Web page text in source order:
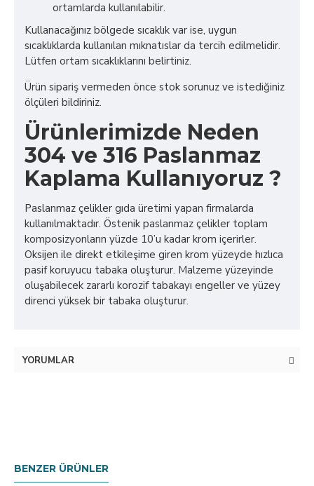
ortamlarda kullanılabilir.
Kullanacağınız bölgede sıcaklık var ise, uygun
sıcaklıklarda kullanılan mıknatıslar da tercih edilmelidir.
Lütfen ortam sıcaklıklarını belirtiniz.
Ürün sipariş vermeden önce stok sorunuz ve istediğiniz
ölçüleri bildiriniz.
Ürünlerimizde Neden
304 ve 316 Paslanmaz
Kaplama Kullanıyoruz ?
Paslanmaz çelikler gıda üretimi yapan firmalarda
kullanılmaktadır. Östenik paslanmaz çelikler toplam
komposizyonların yüzde 10’u kadar krom içerirler.
Oksijen ile direkt etkileşime giren krom yüzeyde hızlıca
pasif koruyucu tabaka oluşturur. Malzeme yüzeyinde
oluşabilecek zararlı korozif tabakayı engeller ve yüzey
direnci yüksek bir tabaka oluşturur.
YORUMLAR
BENZER ÜRÜNLER